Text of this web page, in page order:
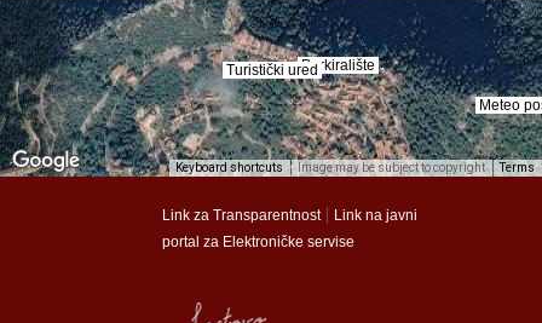
Meteo
Turistički uredParkiralište
Meteo
Turistički uredParkiralište
Keyboard shortcuts Image may be subject to copyright Terms
Link za Transparentnost| Link na javni
portal za Elektroničke servise